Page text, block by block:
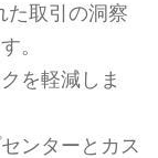
た取引の洞察
。
を軽減しま
ンターとカス